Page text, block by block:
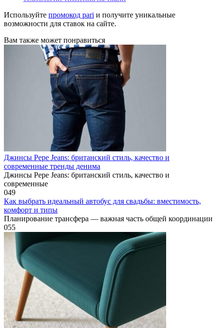
Используйте промокод pari и получите уникальные
возможности для ставок на сайте.
Вам также может понравиться
Джинсы Pepe Jeans: британский стиль, качество и
современные тренды денима
Джинсы Pepe Jeans: британский стиль, качество и
современные
049
Как выбрать идеальный автобус для свадьбы: вместимость,
комфорт и типы
Планирование трансфера — важная часть общей координации
055